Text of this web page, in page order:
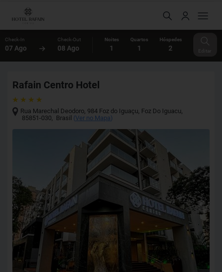
Check-In
07 Ago
Check-Out
08 Ago
Noites
1
Quartos
1
Hóspedes
2
Rafain Centro Hotel
Rua Marechal Deodoro, 984 Foz do Iguaçu, Foz Do Iguacu,
85851-030, Brasil (Ver no Mapa)